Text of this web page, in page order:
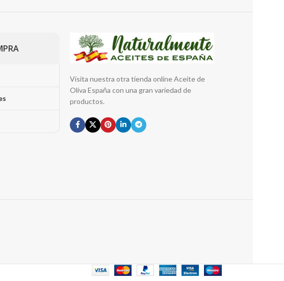
Visita nuestra otra tienda online Aceite de
Oliva España con una gran variedad de
productos.